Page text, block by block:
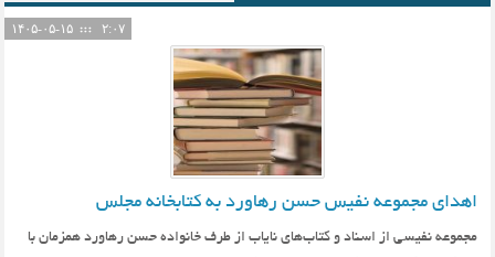
۲:۰۷
اهدای مجموعه نفیس حسن رهاورد به کتابخانه مجلس
مجموعه نفیسی از اسناد و کتاب‌های نایاب از طرف خانواده حسن رهاورد همزمان با